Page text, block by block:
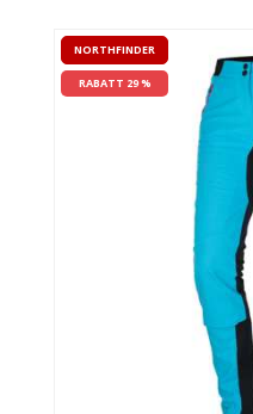
NORTHFINDER
RABATT 29 %